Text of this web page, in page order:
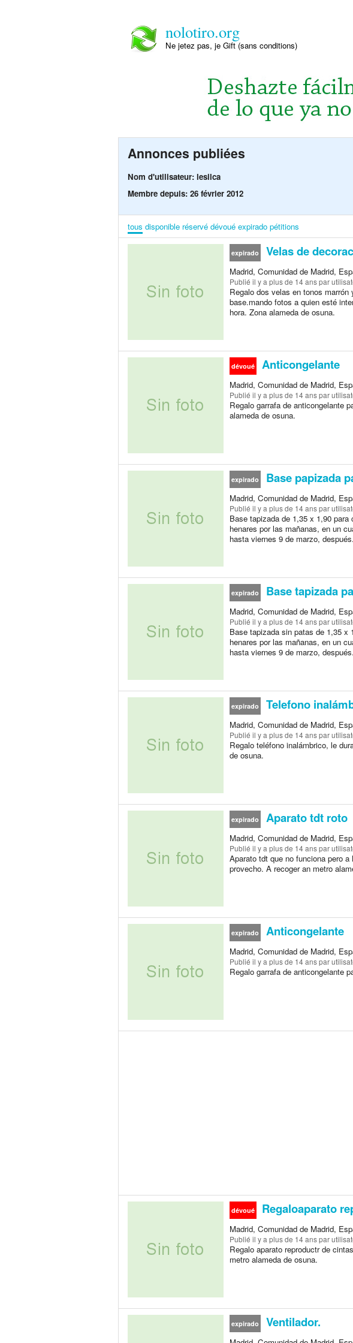
nolotiro.org
Ne jetez pas, je Gift (sans conditions)
Annonces publiées
Nom d'utilisateur: lesilca
Membre depuis: 26 février 2012
tous disponible réservé dévoué expirado pétitions
expirado Velas de
Madrid, Comunidad de Madrid,
Publié il y a plus de 14 anspar
Regalo dos velas en tonos
base.mando fotos a quien esté
hora. Zona alameda de osuna.
dévoué Anticongelante
Madrid, Comunidad de Madrid,
Publié il y a plus de 14 anspar
Regalo garrafa de anticongelante
alameda de osuna.
expirado Base papizada
Madrid, Comunidad de Madrid,
Publié il y a plus de 14 anspar
Base tapizada de 1,35 x 1,90
henares por las mañanas, en un
hasta viernes 9 de marzo,
expirado Base tapizada
Madrid, Comunidad de Madrid,
Publié il y a plus de 14 anspar
Base tapizada sin patas de 1,35 x
henares por las mañanas, en un
hasta viernes 9 de marzo,
expirado Telefono
Madrid, Comunidad de Madrid,
Publié il y a plus de 14 anspar
Regalo teléfono inalámbrico, le
de osuna.
expirado Aparato tdt roto
Madrid, Comunidad de Madrid,
Publié il y a plus de 14 anspar
Aparato tdt que no funciona pero
provecho. A recoger an metro
expirado Anticongelante
Madrid, Comunidad de Madrid,
Publié il y a plus de 14 anspar
Regalo garrafa de anticongelante
dévoué Regaloaparato
Madrid, Comunidad de Madrid,
Publié il y a plus de 14 anspar
Regalo aparato reproductr de
metro alameda de osuna.
expirado Ventilador.